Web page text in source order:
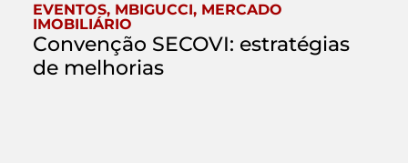
EVENTOS, MBIGUCCI, MERCADO
IMOBILIÁRIO
Convenção SECOVI: estratégias
de melhorias